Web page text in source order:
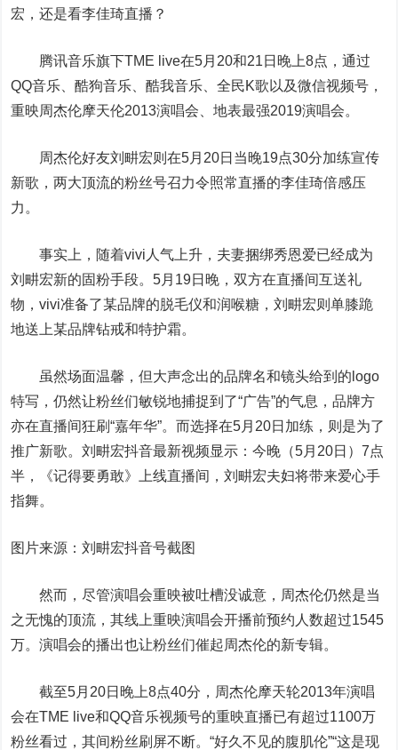
宏，还是看李佳琦直播？
腾讯音乐旗下TME live在5月20和21日晚上8点，通过
QQ音乐、酷狗音乐、酷我音乐、全民K歌以及微信视频号，
重映周杰伦摩天伦2013演唱会、地表最强2019演唱会。
周杰伦好友刘畊宏则在5月20日当晚19点30分加练宣传
新歌，两大顶流的粉丝号召力令照常直播的李佳琦倍感压
力。
事实上，随着vivi人气上升，夫妻捆绑秀恩爱已经成为
刘畊宏新的固粉手段。5月19日晚，双方在直播间互送礼
物，vivi准备了某品牌的脱毛仪和润喉糖，刘畊宏则单膝跪
地送上某品牌钻戒和特护霜。
虽然场面温馨，但大声念出的品牌名和镜头给到的logo
特写，仍然让粉丝们敏锐地捕捉到了“广告”的气息，品牌方
亦在直播间狂刷“嘉年华”。而选择在5月20日加练，则是为了
推广新歌。刘畊宏抖音最新视频显示：今晚（5月20日）7点
半，《记得要勇敢》上线直播间，刘畊宏夫妇将带来爱心手
指舞。
图片来源 ：刘畊宏抖音号截图
然而，尽管演唱会重映被吐槽没诚意，周杰伦仍然是当
之无愧的顶流，其线上重映演唱会开播前预约人数超过1545
万。演唱会的播出也让粉丝们催起周杰伦的新专辑。
截至5月20日晚上8点40分，周杰伦摩天轮2013年演唱
会在TME live和QQ音乐视频号的重映直播已有超过1100万
粉丝看过，其间粉丝刷屏不断。“好久不见的腹肌伦”“这是现